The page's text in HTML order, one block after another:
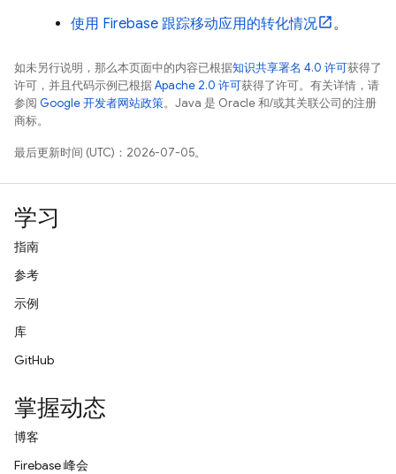
使用 Firebase 跟踪移动应用的转化情况
。
如未另行说明，那么本页面中的内容已根据知识共享署名 4.0 许可获得了
许可，并且代码示例已根据Apache 2.0 许可获得了许可。有关详情，请
参阅 Google 开发者网站政策。Java 是 Oracle 和/或其关联公司的注册
商标。
最后更新时间 (UTC)：2026-07-05。
学习
指南
参考
示例
库
GitHub
掌握动态
博客
Firebase 峰会